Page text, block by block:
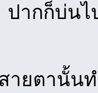
ปากก็บ่นไ
ายตานั้น